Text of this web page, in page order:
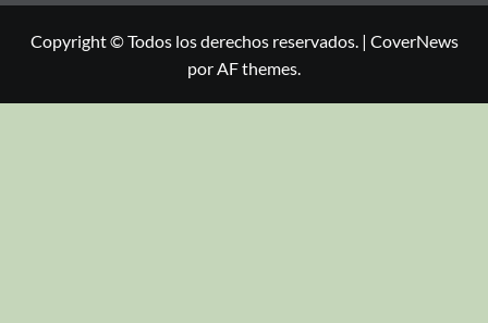
Copyright © Todos los derechos reservados. | CoverNews
por AF themes.